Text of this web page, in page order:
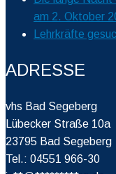
am 2. Oktober
Lehrkräfte
ADRESSE
vhs Bad Segeberg
Lübecker Straße 10a
23795 Bad Segeberg
Tel.: 04551 966-30